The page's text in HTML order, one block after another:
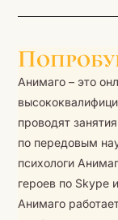
Анимаго – это
проводят
по передовым
психологи
героев по Skype
Анимаго